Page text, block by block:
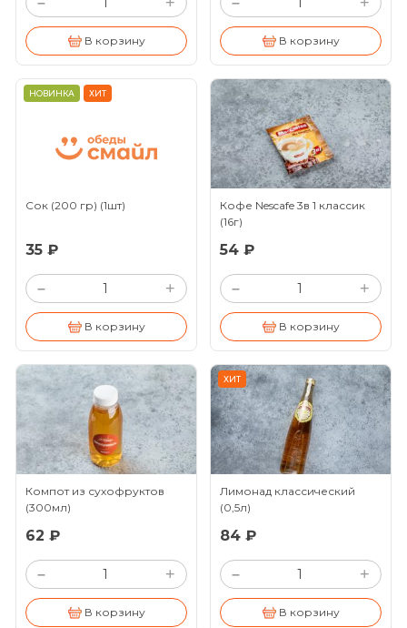
В корзину В корзину
НОВИНКА ХИТ
Сок (200 гр) (1шт)
35 ₽
– +
В корзину
Кофе Nescafe 3в 1 классик
(16г)
54 ₽
– +
В корзину
Компот из сухофруктов
(300мл)
62 ₽
– +
В корзину
ХИТ
Лимонад классический
(0,5л)
84 ₽
– +
В корзину